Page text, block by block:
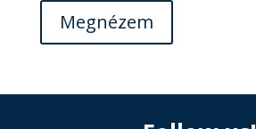
Megnézem